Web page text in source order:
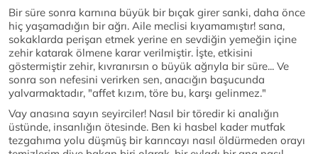
Bir süre sonra karnına büyük bir bıçak girer sanki, daha önce
hiç yaşamadığın bir ağrı. Aile meclisi kıyamamıştır! sana,
sokaklarda perişan etmek yerine en sevdiğin yemeğin içine
zehir katarak ölmene karar verilmiştir. İşte, etkisini
göstermiştir zehir, kıvranırsın o büyük ağrıyla bir süre... Ve
sonra son nefesini verirken sen, anacığın başucunda
yalvarmaktadır, "affet kızım, töre bu, karşı gelinmez."
Vay anasına sayın seyirciler! Nasıl bir töredir ki analığın
üstünde, insanlığın ötesinde. Ben ki hasbel kader mutfak
tezgahıma yolu düşmüş bir karıncayı nasıl öldürmeden orayı